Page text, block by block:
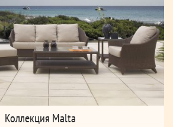
Коллекция Malta